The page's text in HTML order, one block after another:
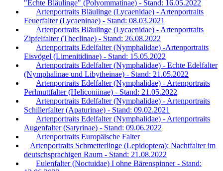
"Echte Bläulinge" (Polyommatinae) - Stand: 16.05.2022
Artenportraits Bläulinge (Lycaenidae) - Artenportraits
Feuerfalter (Lycaeninae) - Stand: 08.03.2021
Artenportraits Bläulinge (Lycaenidae) - Artenportraits
Zipfelfalter (Theclinae) - Stand: 26.08.2022
Artenportraits Edelfalter (Nymphalidae) -Artenportraits
Eisvögel (Limenitidinae) - Stand: 15.05.2022
Artenportraits Edelfalter (Nymphalidae) - Echte Edelfalter
(Nymphalinae und Libytheinae) - Stand: 21.05.2022
Artenportraits Edelfalter (Nymphalidae) - Artenportraits
Perlmuttfalter (Heliconiinae) - Stand: 21.05.2022
Artenportraits Edelfalter (Nymphalidae) - Artenportraits
Schillerfalter (Apaturinae) - Stand: 09.02.2021
Artenportraits Edelfalter (Nymphalidae) - Artenportraits
Augenfalter (Satyrinae) - Stand: 09.06.2022
Artenportraits Europäische Falter
Artenportraits Schmetterlinge (Lepidoptera): Nachtfalter im
deutschsprachigen Raum - Stand: 21.08.2022
Eulenfalter (Noctuidae) I ohne Bärenspinner - Stand: